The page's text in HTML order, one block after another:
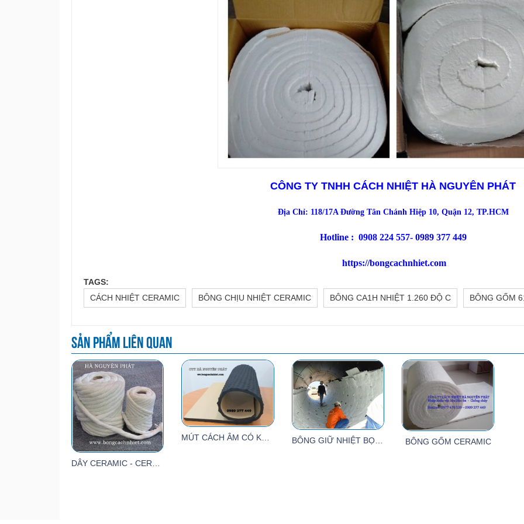
CÔNG TY TNHH CÁCH NHIỆT HÀ NGUYÊN PHÁT
Địa Chỉ: 118/17A Đường Tân Chánh Hiệp 10, Quận 12, TP.HCM
Hotline : 0908 224 557- 0989 377 449
https://bongcachnhiet.com
TAGS:
CÁCH NHIỆT CERAMIC
BÔNG CHỊU NHIỆT CERAMIC BÔNG CA1H NHIỆT 1.260 ĐỘ C BÔNG GỐM
Sản phẩm liên quan
MÚT CÁCH ÂM CÓ KEO 25MM ( 1M X 10M X 25MM) BÔNG GIỮ NHIỆT BỌC BẢO ÔN TỶ TRỌNG 96KG/M3,128KG/M3 BÔNG GỐM CERAMIC